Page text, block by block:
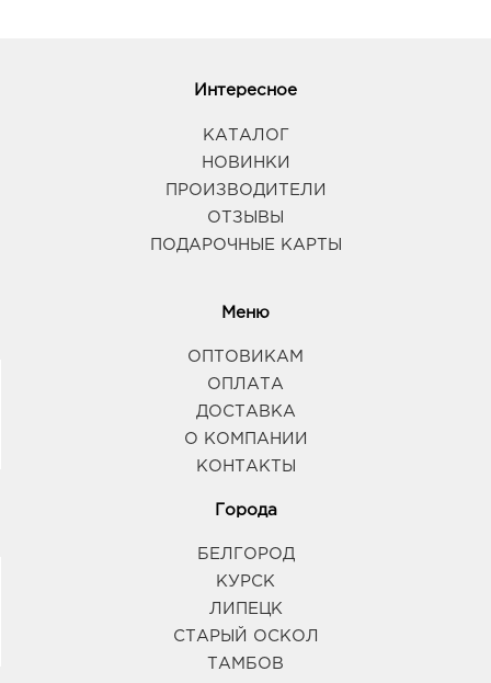
Интересное
КАТАЛОГ
НОВИНКИ
ПРОИЗВОДИТЕЛИ
ОТЗЫВЫ
ПОДАРОЧНЫЕ КАРТЫ
Меню
ОПТОВИКАМ
ОПЛАТА
ДОСТАВКА
О КОМПАНИИ
КОНТАКТЫ
Города
БЕЛГОРОД
КУРСК
ЛИПЕЦК
СТАРЫЙ ОСКОЛ
ТАМБОВ